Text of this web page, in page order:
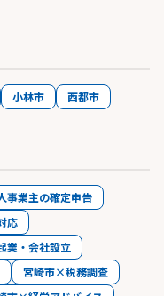
小林市 西都市
事業主の確定申告
応
業・会社設立
宮崎市×税務調査